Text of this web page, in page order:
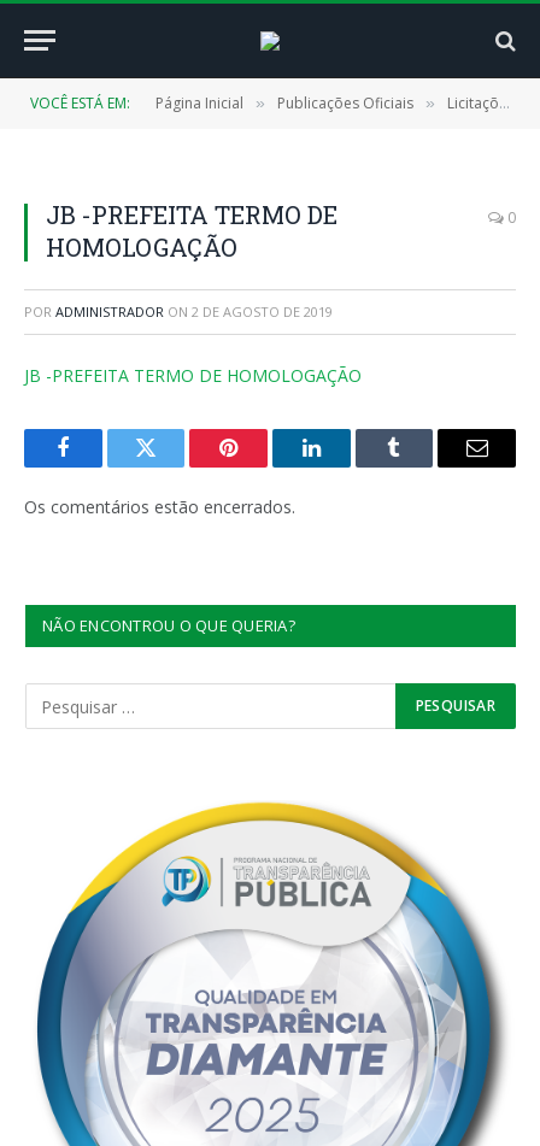
VOCÊ ESTÁ EM: Página Inicial » Publicações Oficiais » Licitações
JB -PREFEITA TERMO DE
HOMOLOGAÇÃO
0
POR ADMINISTRADOR ON 2 DE AGOSTO DE 2019
JB -PREFEITA TERMO DE HOMOLOGAÇÃO
FacebookTwitter Pinterest LinkedInTumblr
E-
Os comentários estão encerrados.
NÃO ENCONTROU O QUE QUERIA?